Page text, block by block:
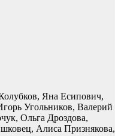
Яна Есипович,
Угольников, Валерий
Ольга Дроздова,
Алиса Признякова,